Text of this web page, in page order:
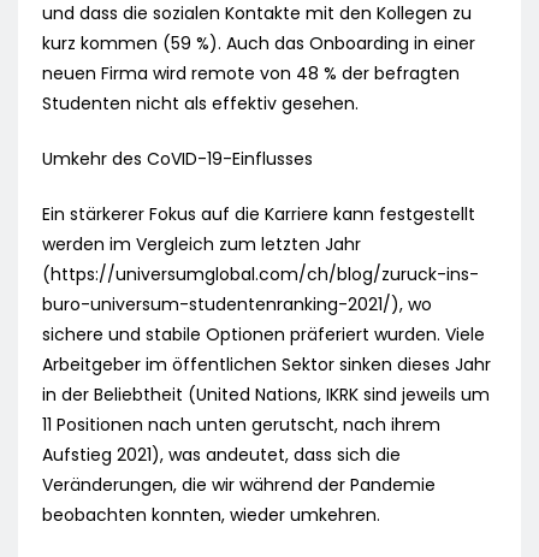
und dass die sozialen Kontakte mit den Kollegen zu
kurz kommen (59 %). Auch das Onboarding in einer
neuen Firma wird remote von 48 % der befragten
Studenten nicht als effektiv gesehen.
Umkehr des CoVID-19-Einflusses
Ein stärkerer Fokus auf die Karriere kann festgestellt
werden im Vergleich zum letzten Jahr
(https://universumglobal.com/ch/blog/zuruck-ins-
buro-universum-studentenranking-2021/), wo
sichere und stabile Optionen präferiert wurden. Viele
Arbeitgeber im öffentlichen Sektor sinken dieses Jahr
in der Beliebtheit (United Nations, IKRK sind jeweils um
11 Positionen nach unten gerutscht, nach ihrem
Aufstieg 2021), was andeutet, dass sich die
Veränderungen, die wir während der Pandemie
beobachten konnten, wieder umkehren.